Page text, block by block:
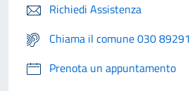
Richiedi Assistenza
Chiama il comune 030 89291
Prenota un appuntamento